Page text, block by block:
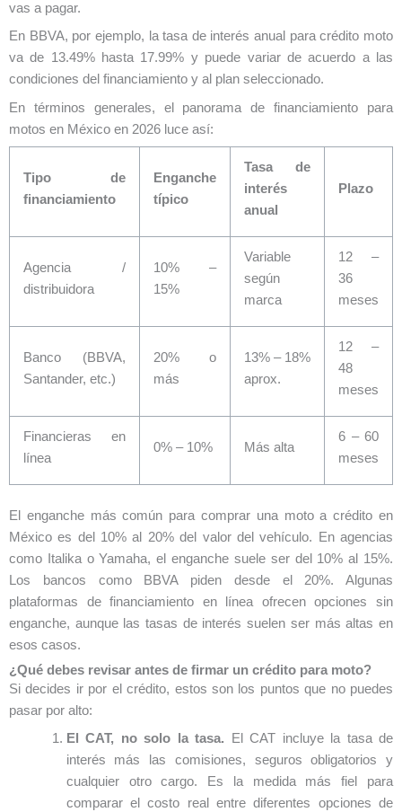
vas a pagar.
En BBVA, por ejemplo, la tasa de interés anual para crédito moto
va de 13.49% hasta 17.99% y puede variar de acuerdo a las
condiciones del financiamiento y al plan seleccionado.
En términos generales, el panorama de financiamiento para
motos en México en 2026 luce así:
Tipo de
financiamiento
Enganche
típico
Tasa de
interés
anual
Plazo
Agencia /
distribuidora
10% –
15%
Variable
según
marca
12 –
36
meses
Banco (BBVA,
Santander, etc.)
20% o
más
13% – 18%
aprox.
12 –
48
meses
Financieras en
línea
0% – 10% Más alta
6 – 60
meses
El enganche más común para comprar una moto a crédito en
México es del 10% al 20% del valor del vehículo. En agencias
como Italika o Yamaha, el enganche suele ser del 10% al 15%.
Los bancos como BBVA piden desde el 20%. Algunas
plataformas de financiamiento en línea ofrecen opciones sin
enganche, aunque las tasas de interés suelen ser más altas en
esos casos.
¿Qué debes revisar antes de firmar un crédito para moto?
Si decides ir por el crédito, estos son los puntos que no puedes
pasar por alto:
El CAT, no solo la tasa. El CAT incluye la tasa de
interés más las comisiones, seguros obligatorios y
cualquier otro cargo. Es la medida más fiel para
comparar el costo real entre diferentes opciones de